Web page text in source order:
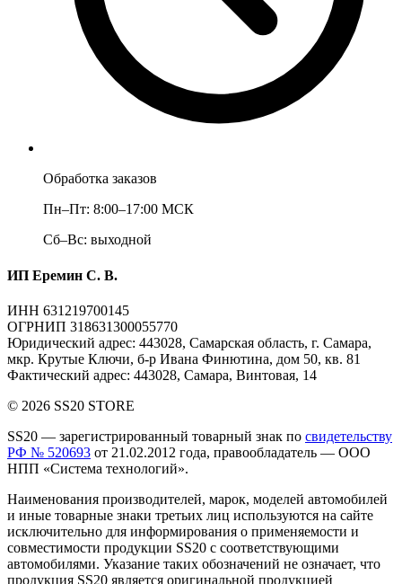
Обработка заказов
Пн–Пт: 8:00–17:00 МСК
Сб–Вс: выходной
ИП Еремин С. В.
ИНН 631219700145
ОГРНИП 318631300055770
Юридический адрес: 443028, Самарская область, г. Самара,
мкр. Крутые Ключи, б-р Ивана Финютина, дом 50, кв. 81
Фактический адрес: 443028, Самара, Винтовая, 14
© 2026 SS20 STORE
SS20 — зарегистрированный товарный знак по свидетельству
РФ № 520693 от 21.02.2012 года, правообладатель — ООО
НПП «Система технологий».
Наименования производителей, марок, моделей автомобилей
и иные товарные знаки третьих лиц используются на сайте
исключительно для информирования о применяемости и
совместимости продукции SS20 с соответствующими
автомобилями. Указание таких обозначений не означает, что
продукция SS20 является оригинальной продукцией